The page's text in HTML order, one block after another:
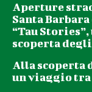
Aperture
Santa Barbara
“Tau
scoperta
Alla scoperta
un viaggio